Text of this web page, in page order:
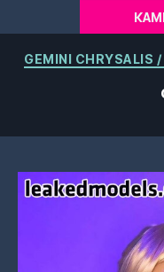
GEMINI CHRYSALIS